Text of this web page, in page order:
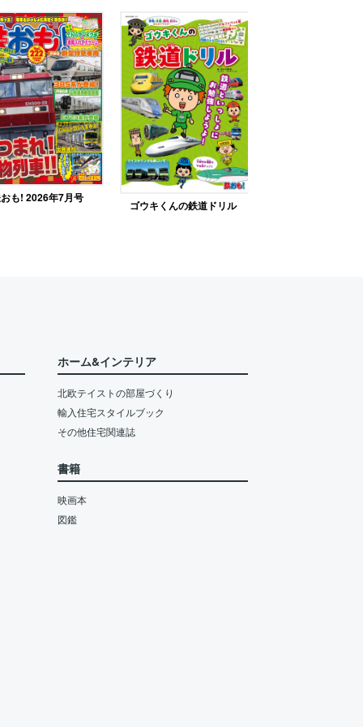
も! 2026年7月号
ゴウキくんの鉄道ドリル
ホーム&インテリア
北欧テイストの部屋づくり
輸入住宅スタイルブック
その他住宅関連誌
書籍
映画本
図鑑